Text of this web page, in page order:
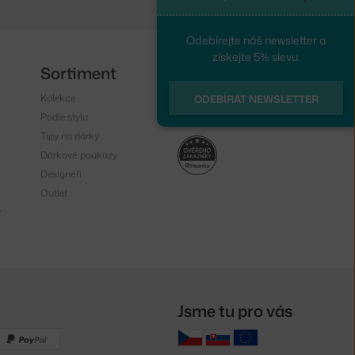
Odebírejte náš newsletter a
získejte 5% slevu.
ODEBÍRAT NEWSLETTER
Sortiment
Kolekce
Podle stylu
Tipy na dárky
Dárkové poukazy
Designéři
Outlet
Instagram
Jsme tu pro vás